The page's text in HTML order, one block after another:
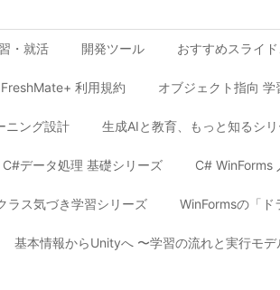
・就活 開発ツール おすすめスライ
FreshMate+ 利用規約 オブジェクト指向
ニング設計 生成AIと教育、もっと知るシ
C#データ処理 基礎シリーズ C# WinForms
ラス気づき学習シリーズ WinFormsの「ド
基本情報からUnityへ 〜学習の流れと実行モデ